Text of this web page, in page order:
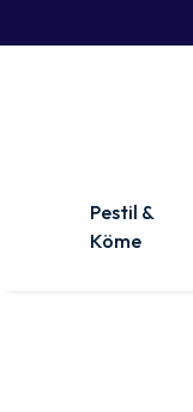
Pestil &
Köme